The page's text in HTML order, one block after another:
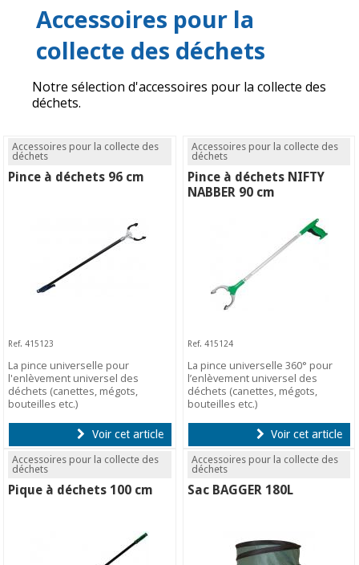
Accessoires pour la
collecte des déchets
Notre sélection d'accessoires pour la collecte des
déchets.
Accessoires pour la collecte des
déchets
Pince à déchets 96 cm
Ref. 415123
La pince universelle pour
l'enlèvement universel des
déchets (canettes, mégots,
bouteilles etc.)
Voir cet article
Accessoires pour la collecte des
déchets
Pince à déchets NIFTY
NABBER 90 cm
Ref. 415124
La pince universelle 360° pour
l’enlèvement universel des
déchets (canettes, mégots,
bouteilles etc.)
Voir cet article
Accessoires pour la collecte des
déchets
Pique à déchets 100 cm
Accessoires pour la collecte des
déchets
Sac BAGGER 180L